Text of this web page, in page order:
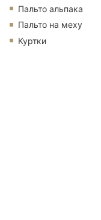
Пальто альпака
Пальто на меху
Куртки